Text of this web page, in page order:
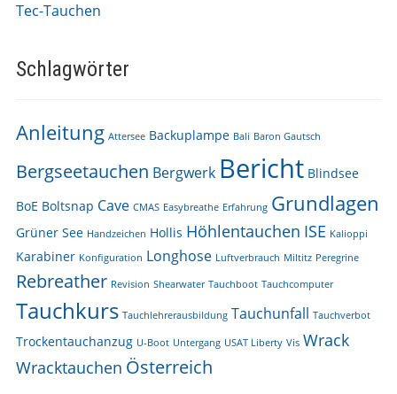
Tec-Tauchen
Schlagwörter
Anleitung Attersee Backuplampe Bali Baron Gautsch
Bergseetauchen Bergwerk Bericht Blindsee
BoE Boltsnap Cave CMAS Easybreathe Erfahrung Grundlagen
Grüner See Handzeichen Hollis Höhlentauchen ISE Kalioppi
Karabiner Konfiguration Longhose Luftverbrauch Miltitz Peregrine
Rebreather Revision Shearwater Tauchboot Tauchcomputer
Tauchkurs Tauchlehrerausbildung Tauchunfall Tauchverbot
Trockentauchanzug U-Boot Untergang USAT Liberty Vis Wrack
Wracktauchen Österreich